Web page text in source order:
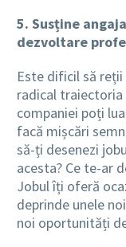
5. Susține
dezvoltare
Este dificil să
radical
companiei poți
facă mișcări
să-ți desenezi
acesta? Ce te-ar
Jobul îți oferă
deprinde unele
noi oportunități